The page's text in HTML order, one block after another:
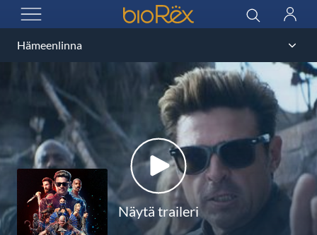
AVAA VALIKKO
BioRex Cinemas Haku
Näytä traileri